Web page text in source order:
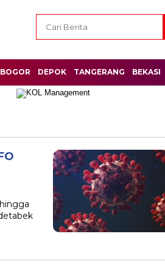
BOGOR DEPOK TANGERANG BEKASI